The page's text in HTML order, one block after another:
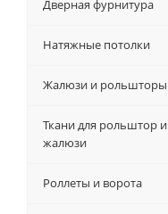
Дверная фурнитура
Натяжные потолки
Жалюзи и рольшторы
Ткани для рольштор и
жалюзи
Роллеты и ворота